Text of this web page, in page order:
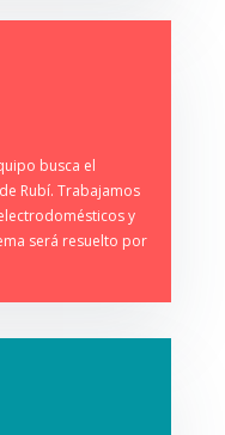
busca el
Rubí. Trabajamos
y
será resuelto por